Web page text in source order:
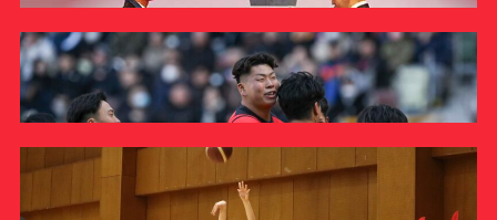
【イベント案内】10/12（日）ラグビー観戦ツアー開催
のお知らせ
INFORMATION
INFORMATION
硬式野球部
硬式野球部が臨む春季リーグ開幕戦にラグビー部など約
250人の学生応援団がスタンドを赤く染め …
INFORMATION